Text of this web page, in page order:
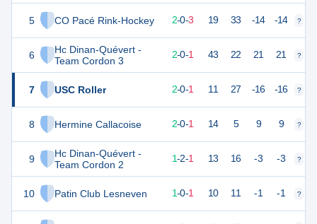
5 CO Pacé Rink-Hockey
6
Hc Dinan-Quévert -
Team Cordon 3
7 USC Roller
8 Hermine Callacoise
9
Hc Dinan-Quévert -
Team Cordon 2
10 Patin Club Lesneven
6 5 2-0-3 19 33 -14 -14 ?
6 2-0-1 43 22 21 21 ?
2-0-1 11 27 -16 -16 ?
6 2-0-1 14 5 9 9 ?
5 1-2-1 13 16 -3 -3 ?
3 1-0-1 10 11 -1 -1 ?